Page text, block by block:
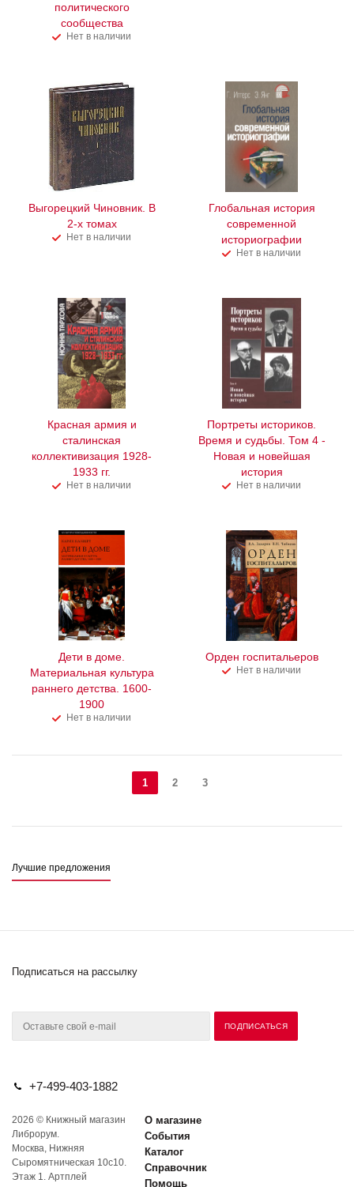
политического
сообщества
Нет в наличии
Выгорецкий Чиновник. В
2-х томах
Нет в наличии
Глобальная история
современной
историографии
Нет в наличии
Красная армия и
сталинская
коллективизация 1928-
1933 гг.
Нет в наличии
Портреты историков.
Время и судьбы. Том 4 -
Новая и новейшая
история
Нет в наличии
Дети в доме.
Материальная культура
раннего детства. 1600-
1900
Нет в наличии
Орден госпитальеров
Нет в наличии
1 2 3
Лучшие предложения
Подписаться на рассылку
+7-499-403-1882
2026 © Книжный магазин
Либрорум.
Москва, Нижняя
Сыромятническая 10с10.
Этаж 1. Артплей
О магазине
События
Каталог
Справочник
Помощь